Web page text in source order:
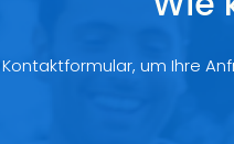
um Ihre